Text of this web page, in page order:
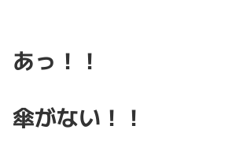
あっ！！
傘がない！！